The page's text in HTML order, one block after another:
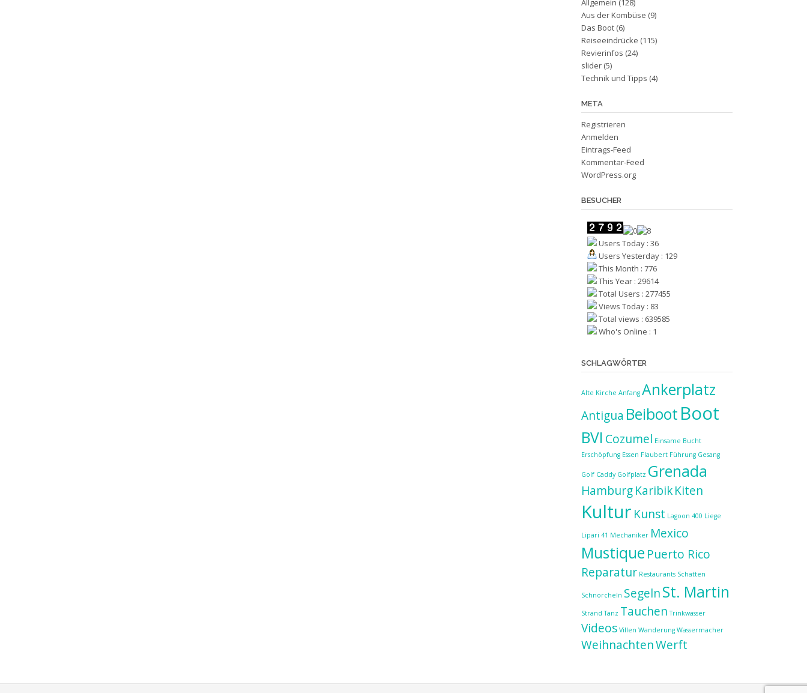
Allgemein (128)
Aus der Kombüse (9)
Das Boot(6)
Reiseeindrücke (115)
Revierinfos (24)
slider(5)
Technik und Tipps (4)
META
Registrieren
Anmelden
Eintrags-Feed
Kommentar-Feed
WordPress.org
BESUCHER
Users Today : 36
Users Yesterday : 129
This Month : 776
This Year : 29614
Total Users : 277455
Views Today : 83
Total views : 639585
Who's Online : 1
SCHLAGWÖRTER
Alte Kirche Anfang Ankerplatz
Antigua Beiboot Boot
BVI Cozumel Einsame Bucht
Erschöpfung Essen Flaubert Führung Gesang
Golf Caddy Golfplatz Grenada
HamburgKaribikKiten
Kultur Kunst Lagoon 400 Liege
Lipari 41 Mechaniker Mexico
Mustique Puerto Rico
Reparatur Restaurants Schatten
Schnorcheln SegelnSt. Martin
Strand Tanz Tauchen Trinkwasser
Videos Villen Wanderung Wassermacher
WeihnachtenWerft